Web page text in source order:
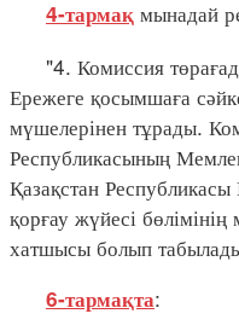
4-тармақ мынадай
"4. Комиссия
Ережеге қосымшаға
мүшелерінен тұрады.
Республикасының
Қазақстан Республикасы
қорғау жүйесі
хатшысы болып
6-тармақта: